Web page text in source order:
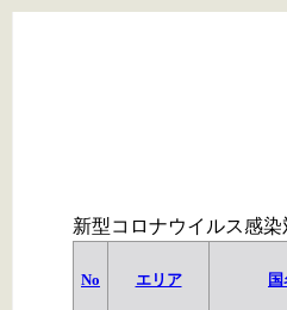
新型コロナウイルス感
No エリア 国